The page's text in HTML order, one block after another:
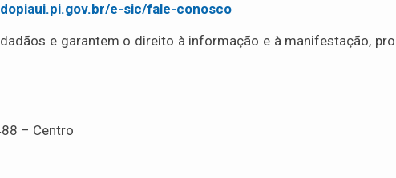
e-sic/fale-conosco
e garantem o direito à informação e à manifestação,
– Centro